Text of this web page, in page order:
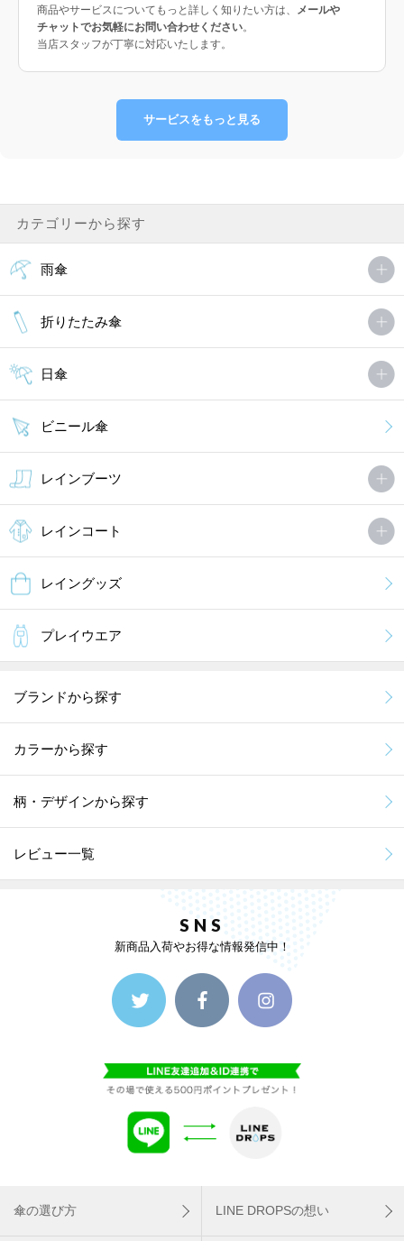
商品やサービスについてもっと詳しく知りたい方は、
メールや
チャットでお気軽にお問い合わせください。
当店スタッフが丁寧に対応いたします。
サービスをもっと見る
カテゴリーから探す
雨傘
折りたたみ傘
日傘
ビニール傘
レインブーツ
レインコート
レイングッズ
プレイウエア
ブランドから探す
カラーから探す
柄・デザインから探す
レビュー一覧
SNS
新商品入荷やお得な情報発信中！
傘の選び方 LINE DROPSの想い